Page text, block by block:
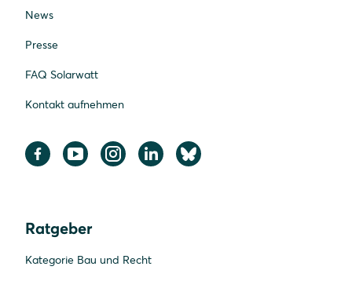
News
Presse
FAQ Solarwatt
Kontakt aufnehmen
Ratgeber
Kategorie Bau und Recht